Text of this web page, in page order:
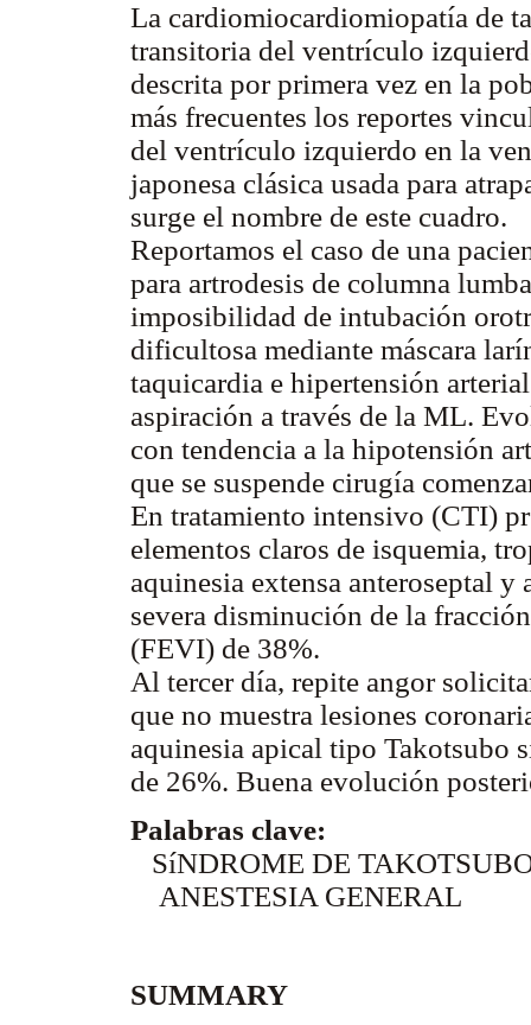
La cardiomiocardiomiopatía de
transitoria del ventrículo
descrita por primera vez en la
más frecuentes los reportes
del ventrículo izquierdo en la
japonesa clásica usada para
surge el nombre de este cuadro.
Reportamos el caso de una
para artrodesis de columna
imposibilidad de intubación
dificultosa mediante máscara
taquicardia e hipertensión
aspiración a través de la ML.
con tendencia a la hipotensión
que se suspende cirugía
En tratamiento intensivo (CTI)
elementos claros de isquemia,
aquinesia extensa anteroseptal
severa disminución de la
(FEVI) de 38%.
Al tercer día, repite angor
que no muestra lesiones
aquinesia apical tipo Takotsubo
de 26%. Buena evolución
Palabras clave:
SíNDROME DE
ANESTESIA GENERAL
SUMMARY